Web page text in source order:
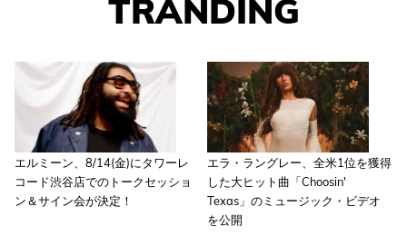
TRANDING
エルミーン、8/14(金)にタワーレ
コード渋谷店でのトークセッショ
ン＆サイン会が決定！
エラ・ラングレー、全米1位を獲得
した大ヒット曲「Choosin'
Texas」のミュージック・ビデオ
を公開